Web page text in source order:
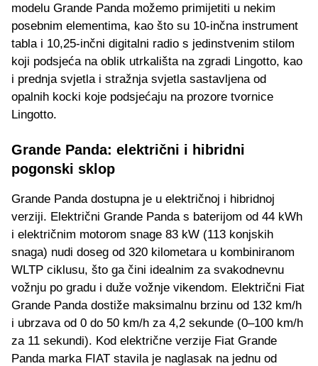
modelu Grande Panda možemo primijetiti u nekim
posebnim elementima, kao što su 10-inčna instrument
tabla i 10,25-inčni digitalni radio s jedinstvenim stilom
koji podsjeća na oblik utrkališta na zgradi Lingotto, kao
i prednja svjetla i stražnja svjetla sastavljena od
opalnih kocki koje podsjećaju na prozore tvornice
Lingotto.
Grande Panda: električni i hibridni
pogonski sklop
Grande Panda dostupna je u električnoj i hibridnoj
verziji. Električni Grande Panda s baterijom od 44 kWh
i električnim motorom snage 83 kW (113 konjskih
snaga) nudi doseg od 320 kilometara u kombiniranom
WLTP ciklusu, što ga čini idealnim za svakodnevnu
vožnju po gradu i duže vožnje vikendom. Električni Fiat
Grande Panda dostiže maksimalnu brzinu od 132 km/h
i ubrzava od 0 do 50 km/h za 4,2 sekunde (0–100 km/h
za 11 sekundi). Kod električne verzije Fiat Grande
Panda marka FIAT stavila je naglasak na jednu od